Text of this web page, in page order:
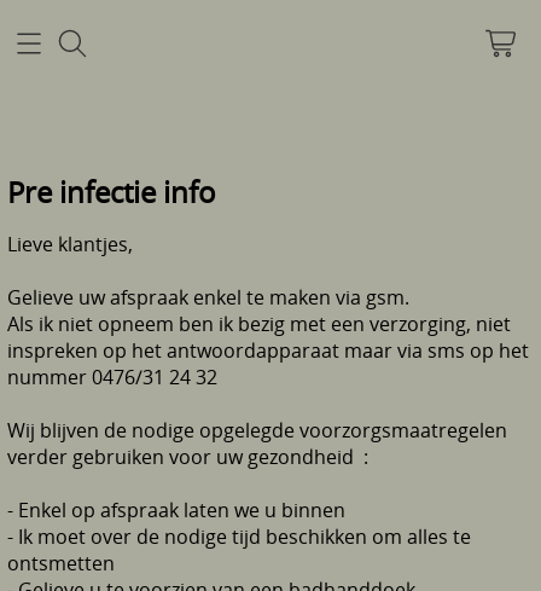
Pre infectie info
Info
Contact
Pre infectie info
Lieve klantjes,
Gelieve uw afspraak enkel te maken via gsm.
Als ik niet opneem ben ik bezig met een verzorging, niet
inspreken op het antwoordapparaat maar via sms op het
nummer 0476/31 24 32
Wij blijven de nodige opgelegde voorzorgsmaatregelen
verder gebruiken voor uw gezondheid :
- Enkel op afspraak laten we u binnen
- Ik moet over de nodige tijd beschikken om alles te
ontsmetten